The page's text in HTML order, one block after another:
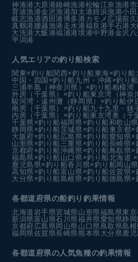
神湊港 大原港鐘崎漁港松輪江奈漁港
育波漁港金沢漁港加太港姪浜漁港小田
岐志漁港酒田港博多港カモメ広場前
真鶴港 腰越漁港 走水港福良港手石港
大洗港 大飯港福浦港境港中野港金沢
平潟港
人気エリアの釣り船検索
関東×釣り船関西×釣り船 東海×釣り船
中国・四国×釣り船 九州・沖縄×釣り船
三浦半島（神奈川県）×釣り船相模湾
外房（千葉県）×釣り船東京湾（神奈
駿河湾・遠州灘（静岡県）×釣り船伊
南房（千葉県）×釣り船九十九里・銚
内房（千葉県）×釣り船東京湾奥（千
千葉県×釣り船福岡県×釣り船和歌山
静岡県×釣り船茨城県×釣り船 東京都×
大阪府×釣り船 広島県×釣り船愛知県×
山形県×釣り船 三重県×釣り船長崎県×
京都府×釣り船沖縄県×釣り船鳥取県×
福島県×釣り船 山口県×釣り船北海道
鹿児島県×釣り船香川県×釣り船 岡山
高知県×釣り船富山県×釣り船佐賀県×
大分県×釣り船島根県×釣り船徳島県×
各都道府県の船釣り釣果情報
北海道岩手県宮城県山形県福島県東
新潟県富山県石川県福井県愛知県静
京都府広島県岡山県山口県鳥取県島根
福岡県佐賀県長崎県熊本県大分県鹿
各都道府県の人気魚種の釣果情報